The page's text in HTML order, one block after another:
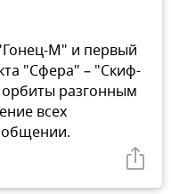
М" и первый
"Сфера" – "Скиф-
разгонным
всех